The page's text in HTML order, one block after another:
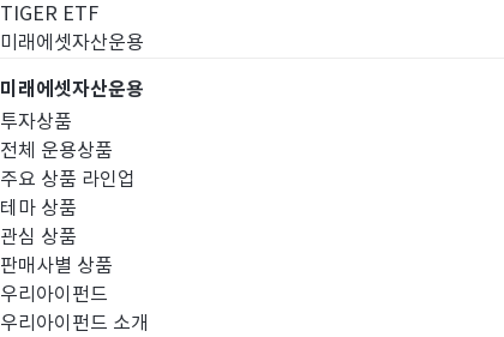
TIGER ETF
미래에셋자산운용
미래에셋자산운용
투자상품
전체 운용상품
주요 상품 라인업
테마 상품
관심 상품
판매사별 상품
우리아이펀드
우리아이펀드 소개